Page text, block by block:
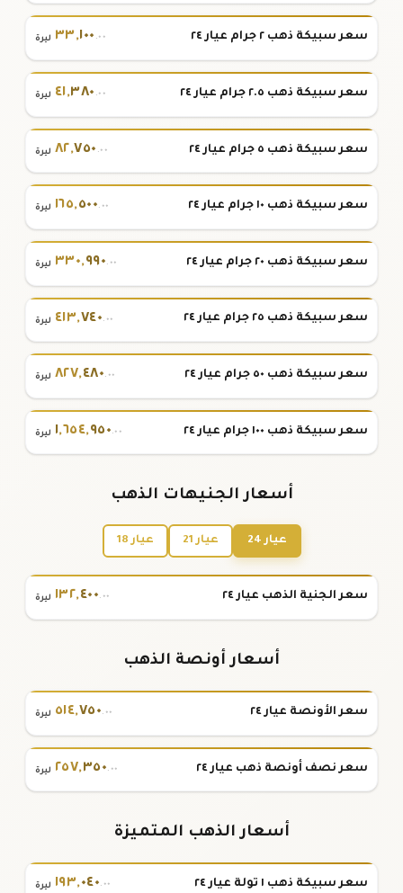
سعر سبيكة ذهب ٢ جرام عيار ٢٤ ٣٣,١٠٠ .٠٠ ليرة
سعر سبيكة ذهب ٢.٥ جرام عيار ٢٤ ٤١,٣٨٠ .٠٠ ليرة
سعر سبيكة ذهب ٥ جرام عيار ٢٤ ٨٢,٧٥٠ .٠٠ ليرة
سعر سبيكة ذهب ١٠ جرام عيار ٢٤ ١٦٥,٥٠٠.٠٠ ليرة
سعر سبيكة ذهب ٢٠ جرام عيار ٢٤ ٣٣٠,٩٩٠.٠٠ ليرة
سعر سبيكة ذهب ٢٥ جرام عيار ٢٤ ٤١٣,٧٤٠.٠٠ ليرة
سعر سبيكة ذهب ٥٠ جرام عيار ٢٤ ٨٢٧,٤٨٠.٠٠ ليرة
سعر سبيكة ذهب ١٠٠ جرام عيار ٢٤ ١,٦٥٤,٩٥٠.٠٠ ليرة
أسعار الجنيهات الذهب
عيار 24 عيار 21 عيار 18
سعر الجنية الذهب عيار ٢٤ ١٣٢ ,٤٠٠.٠٠ ليرة
أسعار أونصة الذهب
سعر الأونصة عيار ٢٤ ٥١٤,٧٥٠.٠٠ ليرة
سعر نصف أونصة ذهب عيار ٢٤ ٢٥٧,٣٥٠.٠٠ ليرة
أسعار الذهب المتميزة
سعر سبيكة ذهب ١ تولة عيار ٢٤ ١٩٣,٠٤٠.٠٠ ليرة